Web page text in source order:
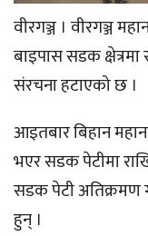
वीरगञ्ज । वीरगञ्ज
बाइपास सडक क्षेत्रमा
संरचना हटाएको छ ।
आइतबार बिहान
भएर सडक पेटीमा
सडक पेटी अतिक्रमण
हुन् ।